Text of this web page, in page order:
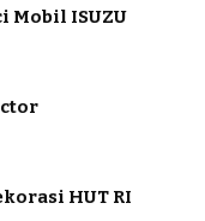
Mobil ISUZU
HUT RI